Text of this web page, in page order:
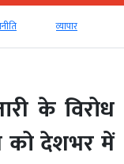
व्‍यापार
के विरोध
को देशभर में